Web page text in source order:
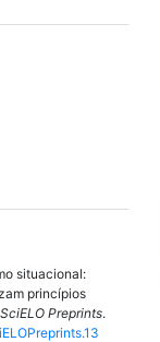
situacional:
princípios
SciELO Preprints.